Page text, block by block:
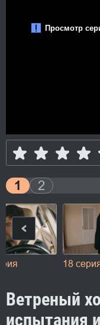
1 2
18
Ветреный
испытания